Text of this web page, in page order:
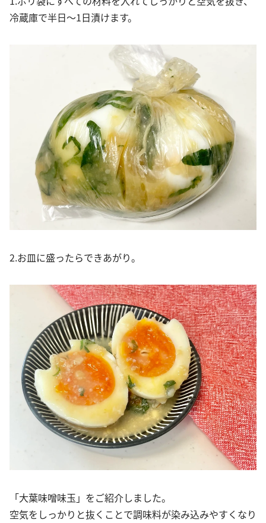
冷蔵庫で半日〜1日漬けます。
2.お皿に盛ったらできあがり。
「大葉味噌味玉」をご紹介しました。
空気をしっかりと抜くことで調味料が染み込みやすくなり